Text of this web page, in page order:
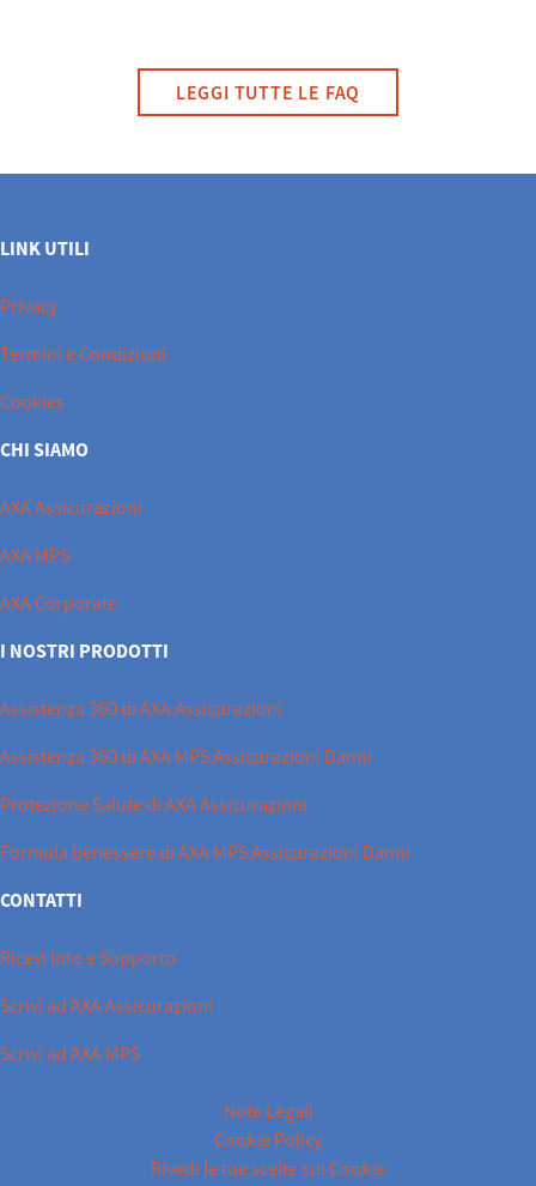
LEGGI TUTTE LE FAQ
LINK UTILI
Privacy
Termini e Condizioni
Cookies
CHI SIAMO
AXA Assicurazioni
AXA MPS
AXA Corporate
I NOSTRI PRODOTTI
Assistenza 360 di AXA Assicurazioni
Assistenza 360 di AXA MPS Assicurazioni Danni
Protezione Salute di AXA Assicurazioni
Formula benessere di AXA MPS Assicurazioni Danni
CONTATTI
Ricevi Info e Supporto
Scrivi ad AXA Assicurazioni
Scrivi ad AXA MPS
Note Legali
Cookie Policy
Rivedi le tue scelte sui Cookie